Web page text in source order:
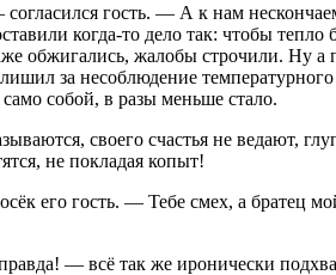
гость. — А к нам
когда-то дело так: чтобы
обжигались, жалобы строчили. Ну а
за несоблюдение
собой, в разы меньше стало.
своего счастья не ведают,
не покладая копыт!
его гость. — Тебе смех, а братец
— всё так же иронически